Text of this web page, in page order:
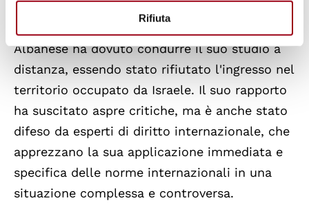
Rifiuta
crimini internazionali descritti nel rapporto.
Albanese ha dovuto condurre il suo studio a
distanza, essendo stato rifiutato l'ingresso nel
territorio occupato da Israele. Il suo rapporto
ha suscitato aspre critiche, ma è anche stato
difeso da esperti di diritto internazionale, che
apprezzano la sua applicazione immediata e
specifica delle norme internazionali in una
situazione complessa e controversa.